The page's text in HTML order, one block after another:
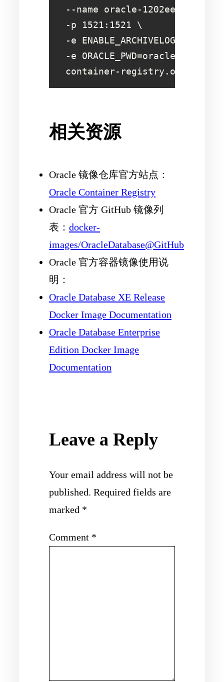
   --name oracle-1202ee \
   -p 1521:1521 \
   -e ENABLE_ARCHIVELOG=true \
   -e ORACLE_PWD=oracledocker \
container-
相关资源
Oracle 镜像仓库官方站点：
Oracle Container Registry
Oracle 官方 GitHub 镜像列
表： docker-
images/OracleDatabase@GitHub
Oracle 官方容器镜像使用说
明：
Oracle Database XE Release
Docker Image Documentation
Oracle Database Enterprise
Edition Docker Image
Documentation
Leave a Reply
Your email address will not be
published. Required fields are
marked *
Comment *